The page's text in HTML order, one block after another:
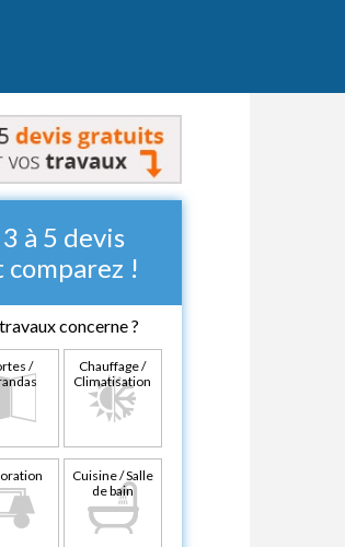
à 5 devis
!
concerne ?
/
Chauffage /
Climatisation
Cuisine / Salle
de bain